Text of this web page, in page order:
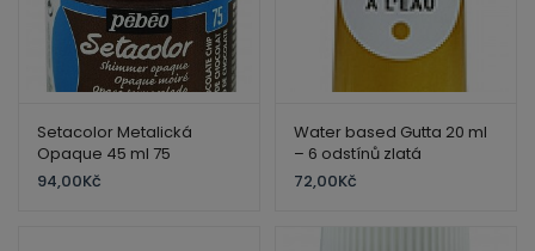
Setacolor Metalická
Opaque 45 ml 75
Metalická – Chocolate
chip
94,00Kč
Water based Gutta 20 ml
– 6 odstínů zlatá
72,00Kč